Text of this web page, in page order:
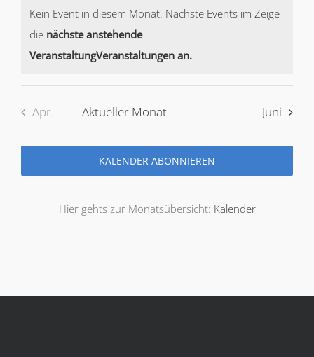
Veranstaltungen
Veranstaltungen
Veranstaltungen
Veranstaltungen
Kein Event in diesem Monat. Nächste Events im Zeige
die nächste anstehende
VeranstaltungVeranstaltungen an.
Apr. Aktueller Monat Juni
KALENDER ABONNIEREN
Hier gehts zur Monatsübersicht: Kalender